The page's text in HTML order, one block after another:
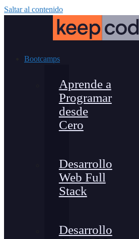
Saltar al contenido
Bootcamps
Aprende a
Programar
desde
Cero
Desarrollo
Web Full
Stack
Desarrollo